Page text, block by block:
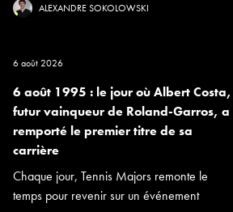
ALEXANDRE SOKOLOWSKI
6 août 2026
6 août 1995 : le jour où Albert Costa,
futur vainqueur de Roland-Garros, a
remporté le premier titre de sa
carrière
Chaque jour, Tennis Majors remonte le
temps pour revenir sur un événement